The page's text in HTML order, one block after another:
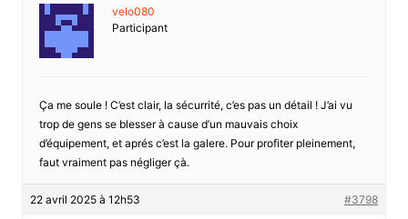
velo080
Participant
Ça me soule ! C’est clair, la sécurrité, c’es pas un détail ! J’ai vu
trop de gens se blesser à cause d’un mauvais choix
d’équipement, et aprés c’est la galere. Pour profiter pleinement,
faut vraiment pas négliger çà.
22 avril 2025 à 12h53 #3798